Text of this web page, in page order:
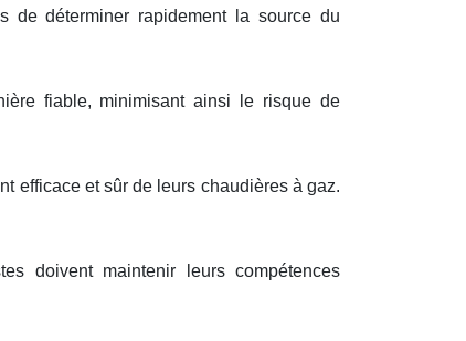
de déterminer rapidement la source du
fiable, minimisant ainsi le risque de
efficace et sûr de leurs chaudières à gaz.
doivent maintenir leurs compétences